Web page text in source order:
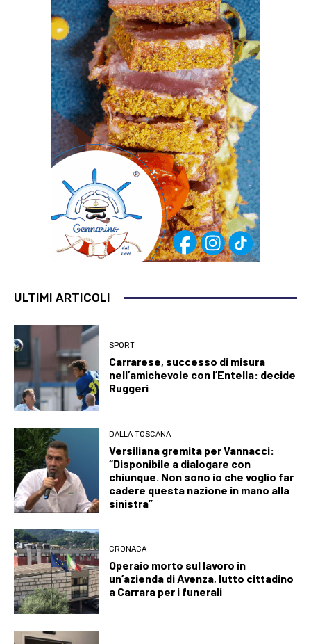
ULTIMI ARTICOLI
SPORT
Carrarese, successo di misura
nell’amichevole con l’Entella: decide
Ruggeri
DALLA TOSCANA
Versiliana gremita per Vannacci:
“Disponibile a dialogare con
chiunque. Non sono io che voglio far
cadere questa nazione in mano alla
sinistra”
CRONACA
Operaio morto sul lavoro in
un’azienda di Avenza, lutto cittadino
a Carrara per i funerali